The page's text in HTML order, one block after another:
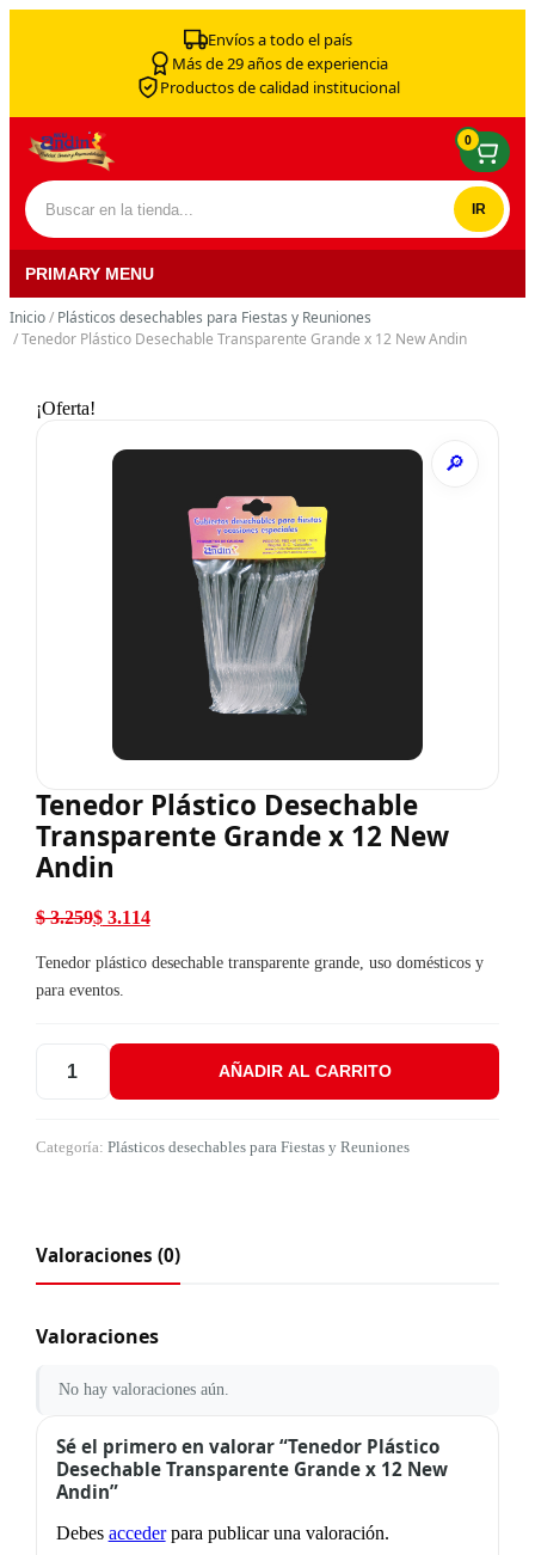
Envíos a todo el país
Más de 29 años de experiencia
Productos de calidad institucional
Buscar por:
0
PRIMARY MENU
Inicio/ Plásticos desechables para Fiestas y Reuniones
/ Tenedor Plástico Desechable Transparente Grande x 12 New Andin
¡Oferta!
Tenedor Plástico Desechable
Transparente Grande x 12 New
Andin
$3.259
El precio original era: $ 3.259.
$3.114
El precio actual es: $ 3.114.
Tenedor plástico desechable transparente grande, uso domésticos y
para eventos.
Tenedor Plástico Desechable Transparente Grande x 12 New
AÑADIR AL CARRITO
Categoría: Plásticos desechables para Fiestas y Reuniones
Valoraciones (0)
Valoraciones
No hay valoraciones aún.
Sé el primero en valorar “Tenedor Plástico
Desechable Transparente Grande x 12 New
Andin”
Debes accederpara publicar una valoración.